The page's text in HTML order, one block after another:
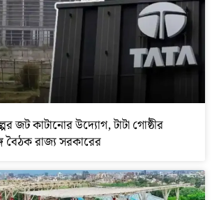
জট কাটানোর উদ্যোগ, টাটা গোষ্ঠীর
বৈঠক রাজ্য সরকারের